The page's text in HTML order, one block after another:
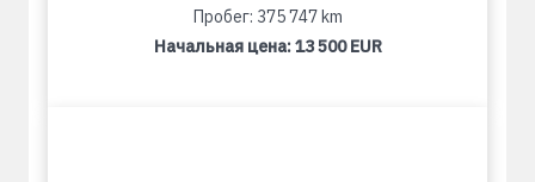
Пробег: 375 747 km
Начальная цена:13 500 EUR